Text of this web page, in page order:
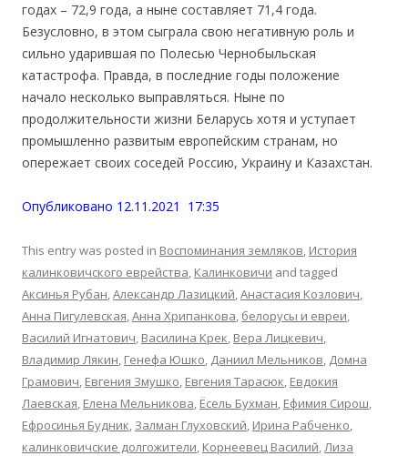
годах – 72,9 года, а ныне составляет 71,4 года.
Безусловно, в этом сыграла свою негативную роль и
сильно ударившая по Полесью Чернобыльская
катастрофа. Правда, в последние годы положение
начало несколько выправляться. Ныне по
продолжительности жизни Беларусь хотя и уступает
промышленно развитым европейским странам, но
опережает своих соседей Россию, Украину и Казахстан.
Опубликовано 12.11.2021 17:35
This entry was posted in Воспоминания земляков, История
калинковичского еврейства, Калинковичи and tagged
Аксинья Рубан,Александр Лазицкий,Анастасия Козлович,
Анна Пигулевская,Анна Хрипанкова, белорусы и евреи,
Василий Игнатович, Василина Крек, Вера Лицкевич,
Владимир Лякин, Генефа Юшко, Даниил Мельников, Домна
Грамович, Евгения Змушко, Евгения Тарасюк, Евдокия
Лаевская, Елена Мельникова, Ёсель Бухман, Ефимия Сирош,
Ефросинья Будник, Залман Глуховский, Ирина Рабченко,
калинковичские долгожители, Корнеевец Василий,Лиза